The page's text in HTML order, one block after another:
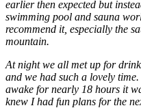
earlier then expected but
swimming pool and sauna
recommend it, especially the
mountain.
At night we all met up for
and we had such a lovely
awake for nearly 18 hours it
knew I had fun plans for the